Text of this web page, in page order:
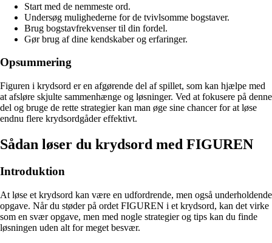
Start med de nemmeste ord.
Undersøg mulighederne for de tvivlsomme bogstaver.
Brug bogstavfrekvenser til din fordel.
Gør brug af dine kendskaber og erfaringer.
Opsummering
Figuren i krydsord er en afgørende del af spillet, som kan hjælpe med
at afsløre skjulte sammenhænge og løsninger. Ved at fokusere på denne
del og bruge de rette strategier kan man øge sine chancer for at løse
endnu flere krydsordgåder effektivt.
Sådan løser du krydsord med FIGUREN
Introduktion
At løse et krydsord kan være en udfordrende, men også underholdende
opgave. Når du støder på ordet FIGUREN i et krydsord, kan det virke
som en svær opgave, men med nogle strategier og tips kan du finde
løsningen uden alt for meget besvær.